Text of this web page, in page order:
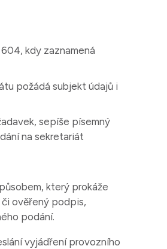
kdy zaznamená
požádá subjekt údajů i
sepíše písemný
na sekretariát
který prokáže
ověřený podpis,
podání.
vyjádření provozního